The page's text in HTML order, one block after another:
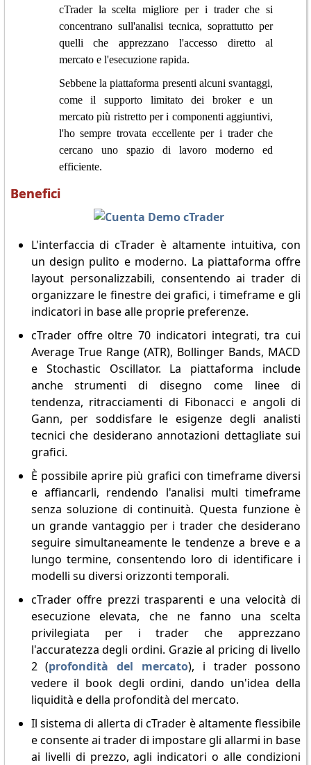
cTrader la scelta migliore per i trader che si
concentrano sull'analisi tecnica, soprattutto per
quelli che apprezzano l'accesso diretto al
mercato e l'esecuzione rapida.
Sebbene la piattaforma presenti alcuni svantaggi,
come il supporto limitato dei broker e un
mercato più ristretto per i componenti aggiuntivi,
l'ho sempre trovata eccellente per i trader che
cercano uno spazio di lavoro moderno ed
efficiente.
Benefici
L'interfaccia di cTrader è altamente intuitiva, con
un design pulito e moderno. La piattaforma offre
layout personalizzabili, consentendo ai trader di
organizzare le finestre dei grafici, i timeframe e gli
indicatori in base alle proprie preferenze.
cTrader offre oltre 70 indicatori integrati, tra cui
Average True Range (ATR), Bollinger Bands, MACD
e Stochastic Oscillator. La piattaforma include
anche strumenti di disegno come linee di
tendenza, ritracciamenti di Fibonacci e angoli di
Gann, per soddisfare le esigenze degli analisti
tecnici che desiderano annotazioni dettagliate sui
grafici.
È possibile aprire più grafici con timeframe diversi
e affiancarli, rendendo l'analisi multi timeframe
senza soluzione di continuità. Questa funzione è
un grande vantaggio per i trader che desiderano
seguire simultaneamente le tendenze a breve e a
lungo termine, consentendo loro di identificare i
modelli su diversi orizzonti temporali.
cTrader offre prezzi trasparenti e una velocità di
esecuzione elevata, che ne fanno una scelta
privilegiata per i trader che apprezzano
l'accuratezza degli ordini. Grazie al pricing di livello
2 (profondità del mercato), i trader possono
vedere il book degli ordini, dando un'idea della
liquidità e della profondità del mercato.
Il sistema di allerta di cTrader è altamente flessibile
e consente ai trader di impostare gli allarmi in base
ai livelli di prezzo, agli indicatori o alle condizioni